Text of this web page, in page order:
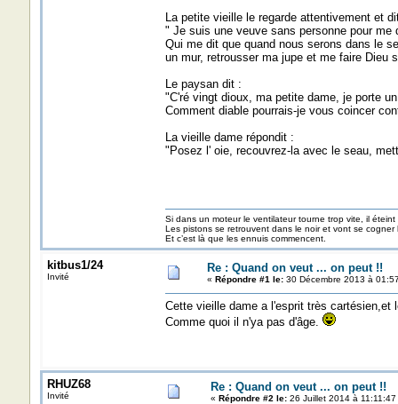
La petite vieille le regarde attentivement et
" Je suis une veuve sans personne pour me
Qui me dit que quand nous serons dans le
un mur, retrousser ma jupe et me faire Dieu
Le paysan dit :
"C'ré vingt dioux, ma petite dame, je porte
Comment diable pourrais-je vous coincer
La vieille dame répondit :
"Posez l' oie, recouvrez-la avec le seau,
Si dans un moteur le ventilateur tourne trop vite, il éteint
Les pistons se retrouvent dans le noir et vont se
Et c’est là que les ennuis commencent.
kitbus1/24
Invité
Re : Quand on veut ... on peut !!
« Répondre #1 le:30 Décembre 2013 à
Cette vieille dame a l'esprit très cartésien,et
Comme quoi il n'ya pas d'âge.
RHUZ68
Invité
Re : Quand on veut ... on peut !!
« Répondre #2 le:26 Juillet 2014 à 11:11:47